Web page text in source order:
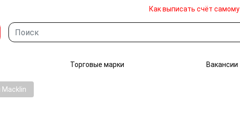
Как выписать счёт самому
Торговые марки Вакансии